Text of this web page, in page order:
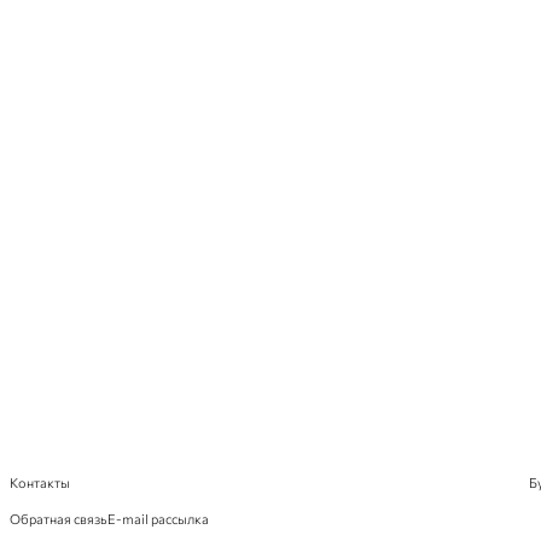
Контакты
Обратная связьE-mail рассылка